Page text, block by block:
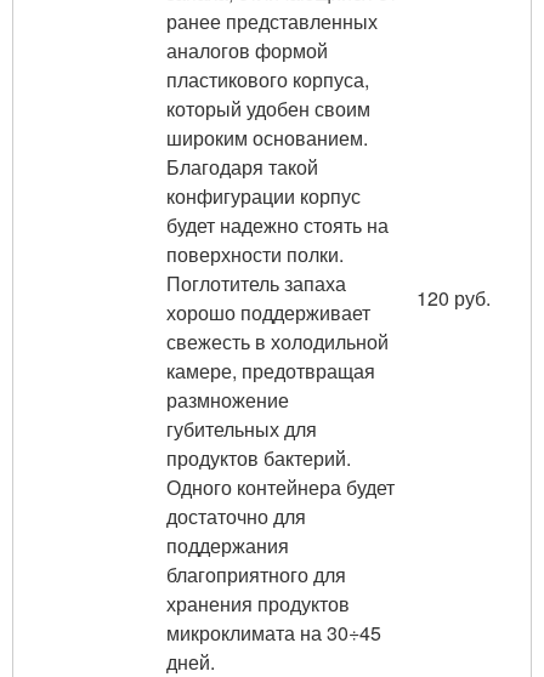
ранее представленных
аналогов формой
пластикового корпуса,
который удобен своим
широким основанием.
Благодаря такой
конфигурации корпус
будет надежно стоять на
поверхности полки.
Поглотитель запаха
хорошо поддерживает
свежесть в холодильной
камере, предотвращая
размножение
губительных для
продуктов бактерий.
Одного контейнера будет
достаточно для
поддержания
благоприятного для
хранения продуктов
микроклимата на 30÷45
дней.
120 руб.